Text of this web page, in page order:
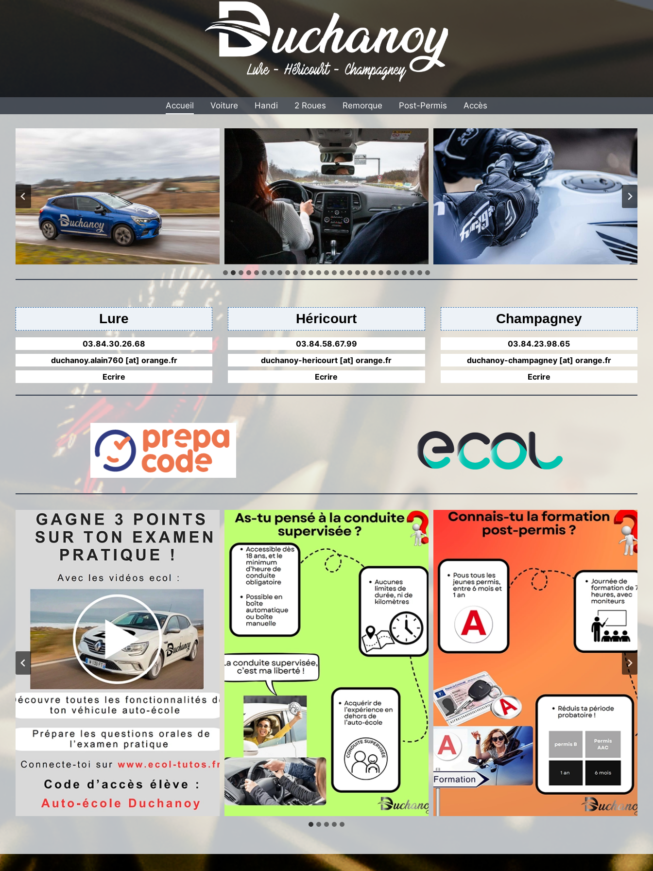
Accueil Voiture Handi 2 Roues Remorque Post-Permis Accès
Lure
03.84.30.26.68
duchanoy.alain760 [at] orange.fr
Ecrire
Héricourt
03.84.58.67.99
duchanoy-hericourt [at] orange.fr
Ecrire
Champagney
03.84.23.98.65
duchanoy-champagney [at] orange.fr
Ecrire